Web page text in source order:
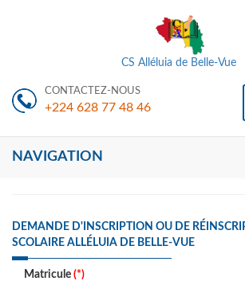
CS Alléluia de Belle-Vue
CONTACTEZ-NOUS
+224 628 77 48 46
NAVIGATION
DEMANDE D'INSCRIPTION OU DE
SCOLAIRE ALLÉLUIA DE BELLE-VUE
Matricule (*)